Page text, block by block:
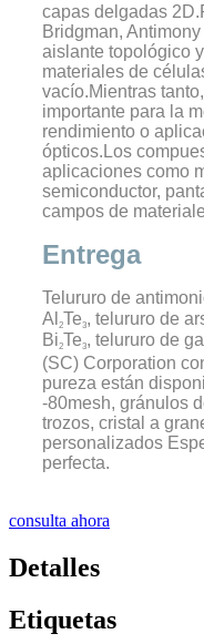
capas delgadas 2D.
Bridgman,
aislante topológico
materiales de
vacío.Mientras
importante para la
rendimiento o
ópticos.Los
aplicaciones como
semiconductor,
campos de
Entrega
Telururo de
Al 2Te3, telururo de
Bi2Te3, telururo de
(SC) Corporation
pureza están
-80mesh, gránulos
trozos, cristal a
personalizados
perfecta.
consulta ahora
Detalles
Etiquetas